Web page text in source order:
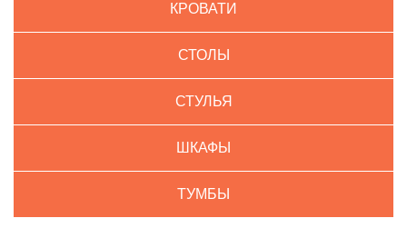
КРОВАТИ
СТОЛЫ
СТУЛЬЯ
ШКАФЫ
ТУМБЫ